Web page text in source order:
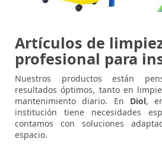
Artículos de
profesional para
Nuestros productos están
resultados óptimos, tanto en
mantenimiento diario. En Diol,
institución tiene necesidades
contamos con soluciones
espacio.